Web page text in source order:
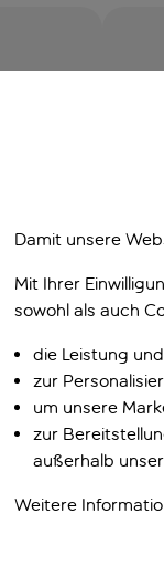
Damit unsere
Mit Ihrer
sowohl als auch
die Leistung
zur
um unsere
zur
außerhalb
Weitere